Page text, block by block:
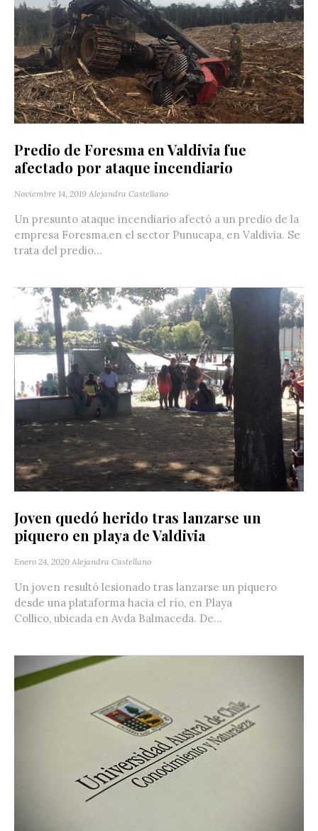
Predio de Foresma en Valdivia fue
afectado por ataque incendiario
Noviembre 14, 2019 Alejandra Castellano
Un presunto ataque incendiario afectó a un predio de la
empresa Foresma,en el sector Punucapa, en Valdivia. Se
trata del predio...
Joven quedó herido tras lanzarse un
piquero en playa de Valdivia
Enero 24, 2020 Alejandra Castellano
Un joven resultó lesionado tras lanzarse un piquero
desde una plataforma hacia el río, en Playa
Collico, ubicada en Avda Balmaceda. De...